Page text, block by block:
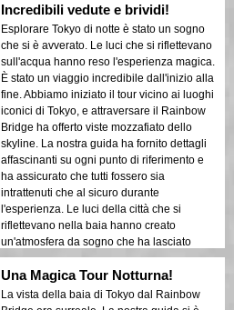
ideale per i visitatori alla prima esperienza
che vogliono un mix di avventura e
sightseeing. Il contrasto tra le strutture
moderne di Tokyo e le aree storiche è stato
splendidamente messo in mostra nelle luci
notturne. Consiglierei vivamente questo
tour a chiunque!
Incredibili vedute e brividi!
Esplorare Tokyo di notte è stato un sogno
che si è avverato. Le luci che si riflettevano
sull'acqua hanno reso l'esperienza magica.
È stato un viaggio incredibile dall'inizio alla
fine. Abbiamo iniziato il tour vicino ai luoghi
iconici di Tokyo, e attraversare il Rainbow
Bridge ha offerto viste mozzafiato dello
skyline. La nostra guida ha fornito dettagli
affascinanti su ogni punto di riferimento e
ha assicurato che tutti fossero sia
intrattenuti che al sicuro durante
l'esperienza. Le luci della città che si
riflettevano nella baia hanno creato
un'atmosfera da sogno che ha lasciato
un'impressione duratura. Questo tour è
ideale per i visitatori alla prima esperienza
che vogliono un mix di avventura e
sightseeing. Il contrasto tra le strutture
Una Magica Tour Notturna!
La vista della baia di Tokyo dal Rainbow